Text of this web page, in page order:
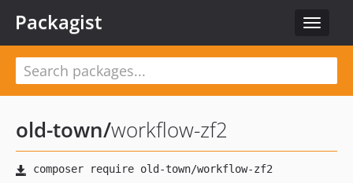
Toggle
Packagist
old-town/workflow-zf2